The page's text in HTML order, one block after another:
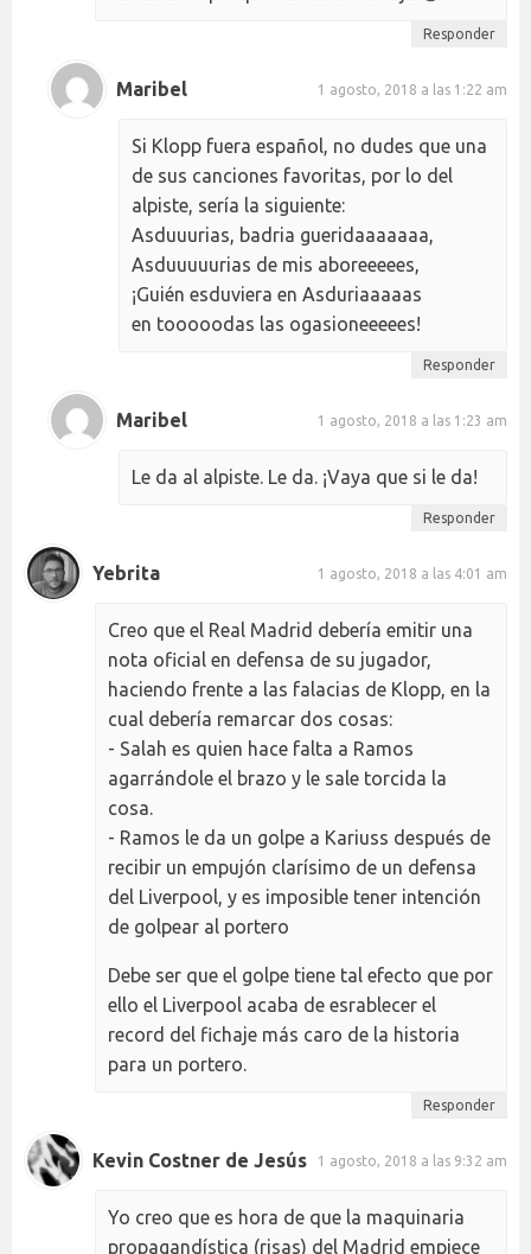
Responder
Maribel 1 agosto, 2018 a las 1:22 am
Si Klopp fuera español, no dudes que una
de sus canciones favoritas, por lo del
alpiste, sería la siguiente:
Asduuurias, badria gueridaaaaaaa,
Asduuuuurias de mis aboreeeees,
¡Guién esduviera en Asduriaaaaas
en tooooodas las ogasioneeeees!
Responder
Maribel 1 agosto, 2018 a las 1:23 am
Le da al alpiste. Le da. ¡Vaya que si le da!
Responder
Yebrita 1 agosto, 2018 a las 4:01 am
Creo que el Real Madrid debería emitir una
nota oficial en defensa de su jugador,
haciendo frente a las falacias de Klopp, en la
cual debería remarcar dos cosas:
- Salah es quien hace falta a Ramos
agarrándole el brazo y le sale torcida la
cosa.
- Ramos le da un golpe a Kariuss después de
recibir un empujón clarísimo de un defensa
del Liverpool, y es imposible tener intención
de golpear al portero
Debe ser que el golpe tiene tal efecto que por
ello el Liverpool acaba de esrablecer el
record del fichaje más caro de la historia
para un portero.
Responder
Kevin Costner de Jesús 1 agosto, 2018 a las 9:32 am
Yo creo que es hora de que la maquinaria
propagandística (risas) del Madrid empiece